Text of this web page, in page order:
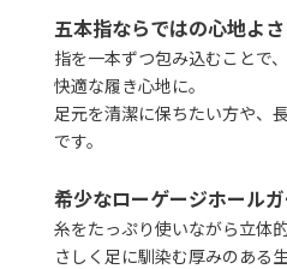
五本指ならではの心地よさ
指を一本ずつ包み込むことで
快適な履き心地に。
足元を清潔に保ちたい方や、
です。
希少なローゲージホール
糸をたっぷり使いながら立体
さしく足に馴染む厚みのある